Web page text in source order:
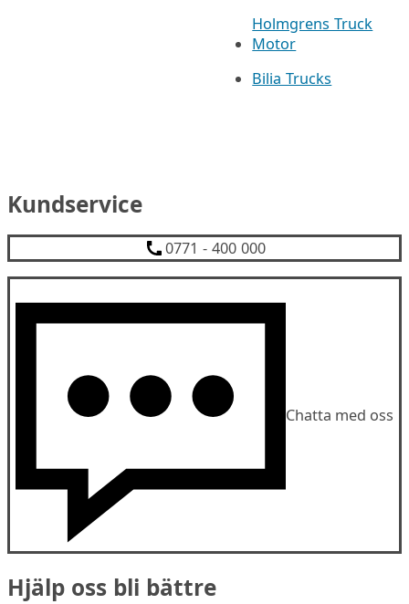
Holmgrens Truck
Motor
Bilia Trucks
Kundservice
0771 - 400 000
Chatta med oss
Hjälp oss bli bättre